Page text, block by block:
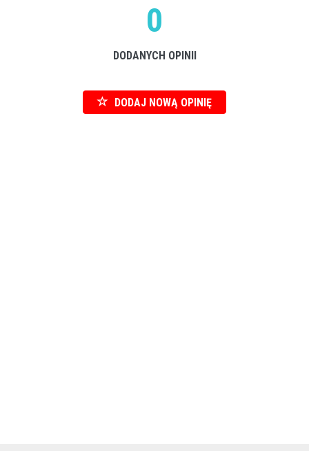
0
DODANYCH OPINII
DODAJ NOWĄ OPINIĘ